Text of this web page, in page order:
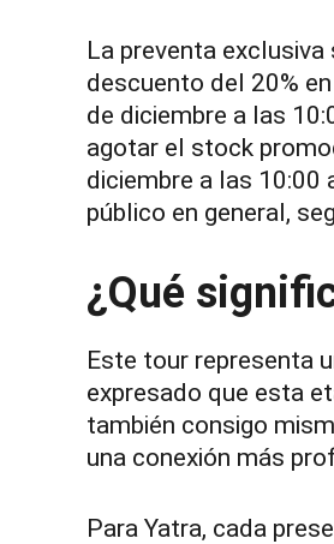
La preventa
descuento del 20%
de diciembre a las
agotar el stock
diciembre a las 10:00
público en general,
¿Qué
Este tour representa
expresado que esta
también consigo
una conexión más
Para Yatra, cada